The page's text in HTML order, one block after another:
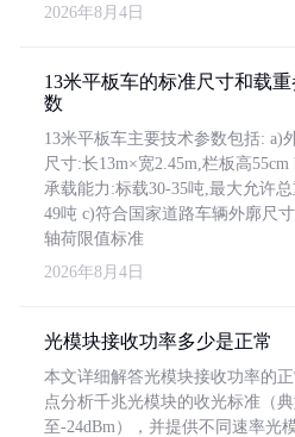
2026年8月4日
13米平板车的标准尺寸和载重
数
13米平板车主要技术参数包括: a)
尺寸:长13m×宽2.45m,栏板高55cm
承载能力:标载30-35吨,最大允许
49吨 c)符合国家道路车辆外廓尺寸
轴荷限值标准
2026年8月4日
光模块接收功率多少是正常
本文详细解答光模块接收功率的
点分析千兆光模块的收光标准（
至-24dBm），并提供不同速率光